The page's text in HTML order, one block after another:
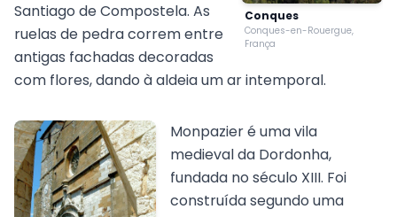
Conques
Conques-en-Rouergue,
França
Santiago de Compostela. As
ruelas de pedra correm entre
antigas fachadas decoradas
com flores, dando à aldeia um ar intemporal.
Monpazier é uma vila
medieval da Dordonha,
fundada no século XIII. Foi
construída segundo uma